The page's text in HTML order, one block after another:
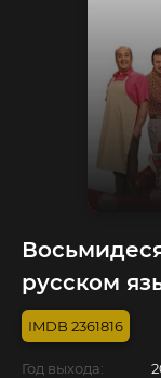
русском
2361816
Год выхода: